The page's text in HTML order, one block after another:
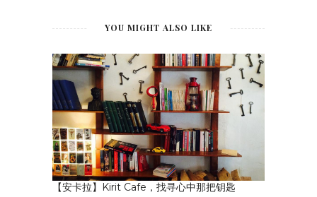
YOU MIGHT ALSO LIKE
【安卡拉】Kirit Cafe，找寻心中那把钥匙